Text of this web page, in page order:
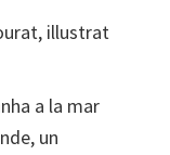
illustrat
a la mar
un